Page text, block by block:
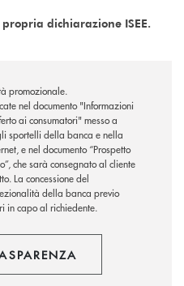
dichiarazione ISEE.
promozionale.
nel documento "Informazioni
ai consumatori" messo a
sportelli della banca e nella
e nel documento “Prospetto
che sarà consegnato al cliente
La concessione del
della banca previo
in capo al richiedente.